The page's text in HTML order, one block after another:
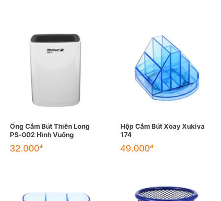
Ống Cắm Bút Thiên Long
PS-002 Hình Vuông
32.000đ
Hộp Cắm Bút Xoay Xukiva
174
49.000đ